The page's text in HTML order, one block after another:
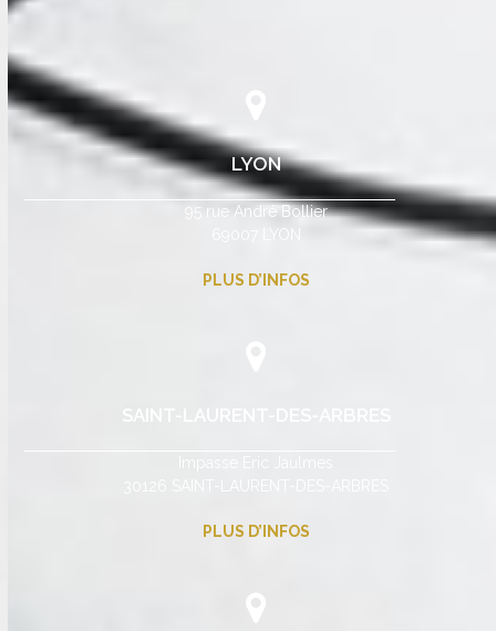
LYON
95 rue André Bollier
69007 LYON
PLUS D’INFOS
PLUS D’INFOS